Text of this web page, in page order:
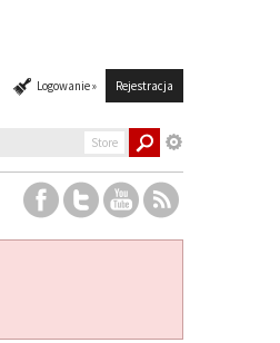
Logowanie » Rejestracja
Store